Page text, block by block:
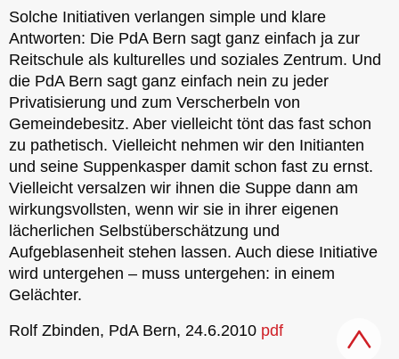
Solche Initiativen verlangen simple und klare
Antworten: Die PdA Bern sagt ganz einfach ja zur
Reitschule als kulturelles und soziales Zentrum. Und
die PdA Bern sagt ganz einfach nein zu jeder
Privatisierung und zum Verscherbeln von
Gemeindebesitz. Aber vielleicht tönt das fast schon
zu pathetisch. Vielleicht nehmen wir den Initianten
und seine Suppenkasper damit schon fast zu ernst.
Vielleicht versalzen wir ihnen die Suppe dann am
wirkungsvollsten, wenn wir sie in ihrer eigenen
lächerlichen Selbstüberschätzung und
Aufgeblasenheit stehen lassen. Auch diese Initiative
wird untergehen – muss untergehen: in einem
Gelächter.
Rolf Zbinden, PdA Bern, 24.6.2010 pdf